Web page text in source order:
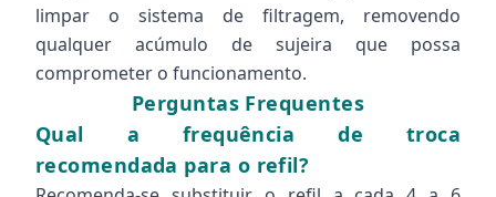
limpar o sistema de filtragem, removendo
qualquer acúmulo de sujeira que possa
comprometer o funcionamento.
Perguntas Frequentes
Qual a frequência de troca
recomendada para o refil?